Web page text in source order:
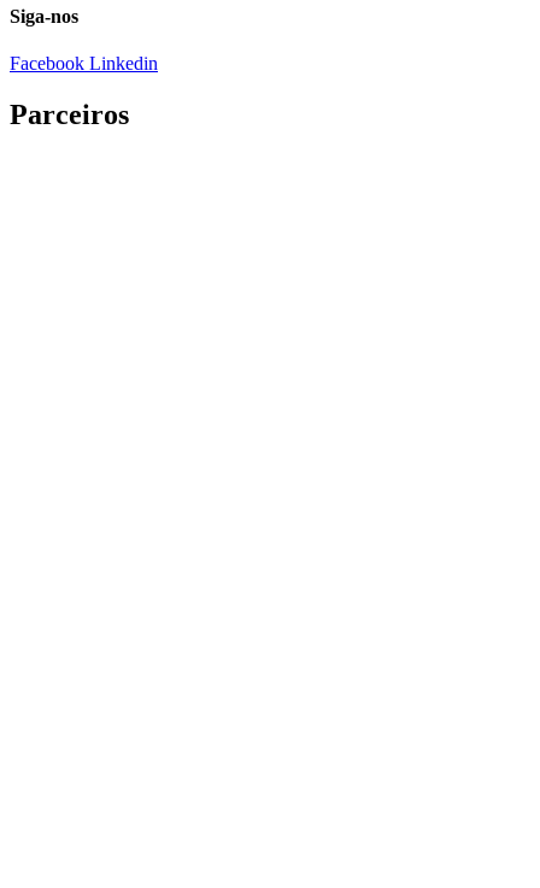
Siga-nos
Facebook Linkedin
Parceiros